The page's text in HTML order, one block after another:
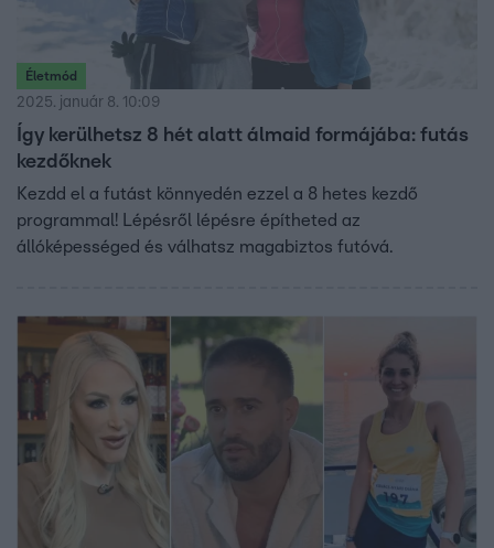
Életmód
2025. január 8. 10:09
Így kerülhetsz 8 hét alatt álmaid formájába: futás
kezdőknek
Kezdd el a futást könnyedén ezzel a 8 hetes kezdő
programmal! Lépésről lépésre építheted az
állóképességed és válhatsz magabiztos futóvá.